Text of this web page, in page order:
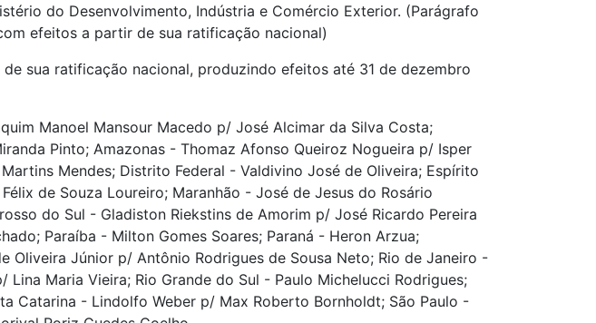
do Desenvolvimento, Indústria e Comércio Exterior. (Parágrafo
efeitos a partir de sua ratificação nacional)
sua ratificação nacional, produzindo efeitos até 31 de dezembro
Manoel Mansour Macedo p/ José Alcimar da Silva Costa;
Pinto; Amazonas - Thomaz Afonso Queiroz Nogueira p/ Isper
Mendes; Distrito Federal - Valdivino José de Oliveira; Espírito
de Souza Loureiro; Maranhão - José de Jesus do Rosário
do Sul - Gladiston Riekstins de Amorim p/ José Ricardo Pereira
Paraíba - Milton Gomes Soares; Paraná - Heron Arzua;
Oliveira Júnior p/ Antônio Rodrigues de Sousa Neto; Rio de Janeiro -
Maria Vieira; Rio Grande do Sul - Paulo Michelucci Rodrigues;
Catarina - Lindolfo Weber p/ Max Roberto Bornholdt; São Paulo -